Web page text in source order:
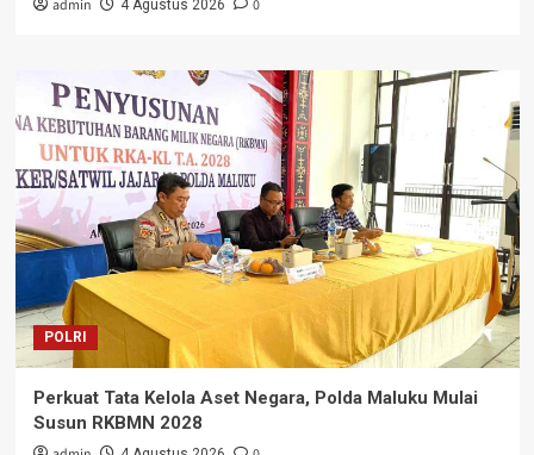
admin 4 Agustus 2026 0
POLRI
Perkuat Tata Kelola Aset Negara, Polda Maluku Mulai
Susun RKBMN 2028